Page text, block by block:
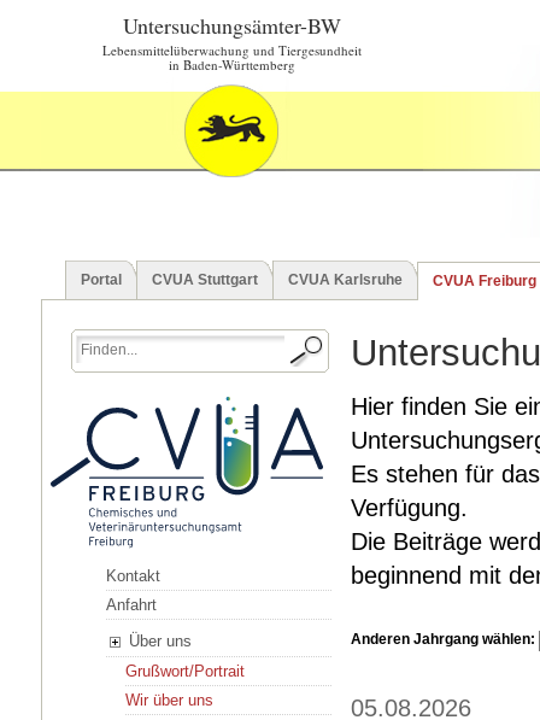
Untersuchungsämter-BW
Lebensmittelüberwachung und Tiergesundheit
in Baden-Württemberg
Portal CVUA Stuttgart CVUA Karlsruhe CVUA Freiburg
Kontakt
Anfahrt
Über uns
Grußwort/Portrait
Wir über uns
Hier finden Sie
Es stehen für
Verfügung.
Die Beiträge
beginnend mit
Anderen Jahrgang wählen:
05.08.2026